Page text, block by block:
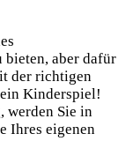
aber dafür
der richtigen
Kinderspiel!
Sie in
⁤Ihres⁣ eigenen